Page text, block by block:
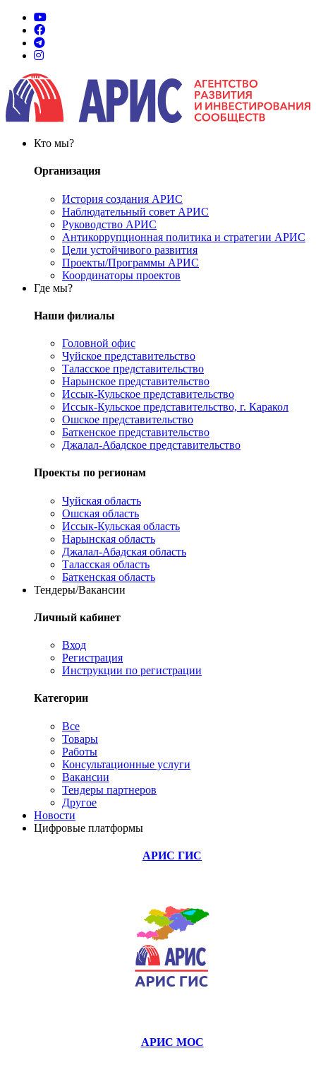
Кто мы?
Организация
История создания АРИС
Наблюдательный совет АРИС
Руководство АРИС
Антикоррупционная политика и стратегии АРИС
Цели устойчивого развития
Проекты/Программы АРИС
Координаторы проектов
Где мы?
Наши филиалы
Головной офис
Чуйское представительство
Таласское представительство
Нарынское представительство
Иссык-Кульское представительство
Иссык-Кульское представительство, г. Каракол
Ошское представительство
Баткенское представительство
Джалал-Абадское представительство
Проекты по регионам
Чуйская область
Ошская область
Иссык-Кульская область
Нарынская область
Джалал-Абадская область
Таласская область
Баткенская область
Тендеры/Вакансии
Личный кабинет
Вход
Регистрация
Инструкции по регистрации
Категории
Все
Товары
Работы
Консультационные услуги
Вакансии
Тендеры партнеров
Другое
Новости
Цифровые платформы
АРИС ГИС
АРИС МОС